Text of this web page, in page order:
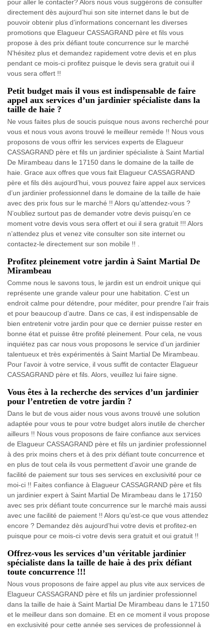
pour aller le contacter? Alors nous vous suggérons de consulter
directement dès aujourd’hui son site internet dans le but de
pouvoir obtenir plus d’informations concernant les diverses
promotions que Elagueur CASSAGRAND père et fils vous
propose à des prix défiant toute concurrence sur le marché
N’hésitez plus et demandez rapidement votre devis et en plus
pendant ce mois-ci profitez puisque le devis sera gratuit oui il
vous sera offert !!
Petit budget mais il vous est indispensable de faire
appel aux services d’un jardinier spécialiste dans la
taille de haie ?
Ne vous faites plus de soucis puisque nous avons recherché pour
vous et nous vous avons trouvé le meilleur remède !! Nous vous
proposons de vous offrir les services experts de Elagueur
CASSAGRAND père et fils un jardinier spécialiste à Saint Martial
De Mirambeau dans le 17150 dans le domaine de la taille de
haie. Grace aux offres que vous fait Elagueur CASSAGRAND
père et fils dès aujourd’hui, vous pouvez faire appel aux services
d’un jardinier professionnel dans le domaine de la taille de haie
avec des prix fous sur le marché !! Alors qu’attendez-vous ?
N’oubliez surtout pas de demander votre devis puisqu’en ce
moment votre devis vous sera offert et oui il sera gratuit !!! Alors
n’attendez plus et venez vite consulter son site internet ou
contactez-le directement sur son mobile !! .
Profitez pleinement votre jardin à Saint Martial De
Mirambeau
Comme nous le savons tous, le jardin est un endroit unique qui
représente une grande valeur pour une habitation. C’est un
endroit calme pour détendre, pour méditer, pour prendre l’air frais
et pour beaucoup d’autre. Dans ce cas, il est indispensable de
bien entretenir votre jardin pour que ce dernier puisse rester en
bonne état et puisse être profité pleinement. Pour cela, ne vous
inquiétez pas car nous vous proposons le service d’un jardinier
talentueux et très expérimentés à Saint Martial De Mirambeau.
Pour l’avoir à votre service, il vous suffit de contacter Elagueur
CASSAGRAND père et fils. Alors, veuillez lui faire signe.
Vous êtes à la recherche des services d’un jardinier
pour l’entretien de votre jardin ?
Dans le but de vous aider nous vous avons trouvé une solution
adaptée pour vous te pour votre budget alors inutile de chercher
ailleurs !! Nous vous proposons de faire confiance aux services
de Elagueur CASSAGRAND père et fils un jardinier professionnel
à des prix moins chers et à des prix défiant toute concurrence et
en plus de tout cela ils vous permettent d’avoir une grande de
facilité de paiement sur tous ses services en exclusivité pour ce
moi-ci !! Faites confiance à Elagueur CASSAGRAND père et fils
un jardinier expert à Saint Martial De Mirambeau dans le 17150
avec ses prix défiant toute concurrence sur le marché mais aussi
avec une facilité de paiement !! Alors qu’est-ce que vous attendez
encore ? Demandez dès aujourd’hui votre devis et profitez-en
puisque pour ce mois-ci votre devis sera gratuit et oui gratuit !!
Offrez-vous les services d’un véritable jardinier
spécialiste dans la taille de haie à des prix défiant
toute concurrence !!!
Nous vous proposons de faire appel au plus vite aux services de
Elagueur CASSAGRAND père et fils un jardinier professionnel
dans la taille de haie à Saint Martial De Mirambeau dans le 17150
et le meilleur dans son domaine. Et en ce moment il vous propose
en exclusivité pour cette année ses services de professionnel à